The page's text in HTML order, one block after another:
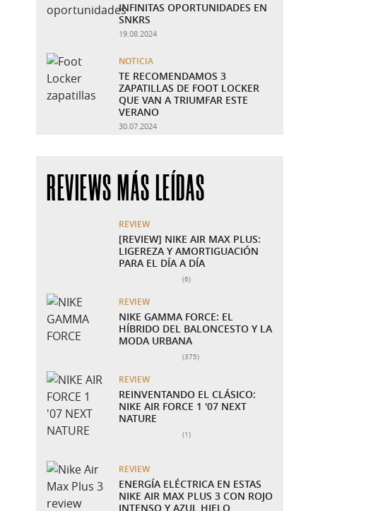
INFINITAS OPORTUNIDADES EN
SNKRS
19.08.2024
NOTICIA
TE RECOMENDAMOS 3
ZAPATILLAS DE FOOT LOCKER
QUE VAN A TRIUMFAR ESTE
VERANO
30.07.2024
REVIEWS MÁS LEÍDAS
REVIEW
[REVIEW] NIKE AIR MAX PLUS:
LIGEREZA Y AMORTIGUACIÓN
PARA EL DÍA A DÍA
Número total de valoraciones:
(6)
REVIEW
NIKE GAMMA FORCE: EL
HÍBRIDO DEL BALONCESTO Y LA
MODA URBANA
Número total de valoraciones:
(375)
REVIEW
REINVENTANDO EL CLÁSICO:
NIKE AIR FORCE 1 '07 NEXT
NATURE
Número total de valoraciones:
(1)
REVIEW
ENERGÍA ELÉCTRICA EN ESTAS
NIKE AIR MAX PLUS 3 CON ROJO
INTENSO Y AZUL HIELO